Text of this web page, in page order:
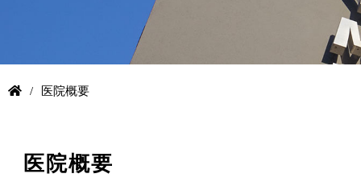
/ 医院概要
医院概要